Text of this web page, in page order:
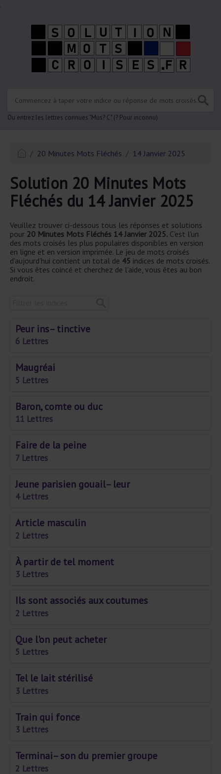
.
Ou entrez les lettres connues "Mus? C" (? Pour inconnu)
20 Minutes Mots Fléchés 14 Janvier 2025
Solution 20 Minutes Mots
Fléchés du 14 Janvier 2025
Veuillez trouver ci-dessous tous les réponses et solutions
pour 20 Minutes Mots Fléchés 14 Janvier 2025. C'est l'un
des mots croisés les plus populaires disponibles en version
en ligne et en version imprimée. Le jeu de mots croisés
d'aujourd'hui contient un total de 45 indices de mots croisés.
Si vous êtes coincé et cherchez de l'aide, vous êtes au bon
endroit.
Peur ins– tinctive
6 Lettres
Maugréai
5 Lettres
Baron, comte ou duc
11 Lettres
Faire de la peine
7 Lettres
Jeune parisien gouail– leur
4 Lettres
Article masculin
2 Lettres
À partir de tel moment
3 Lettres
Ils sont associés aux coutumes
2 Lettres
Que l'on peut acheter
5 Lettres
Tel le lait stérilisé
3 Lettres
Train qui fonce
3 Lettres
Terminai– son du premier groupe
2 Lettres